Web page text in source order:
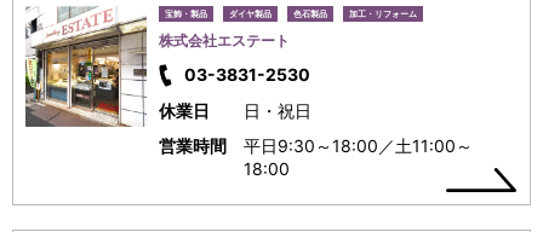
宝飾・製品 ダイヤ製品 色石製品 加工・リフォーム
株式会社エステート
03-3831-2530
休業日
日・祝日
営業時間
平日9:30～18:00／土11:00～
18:00